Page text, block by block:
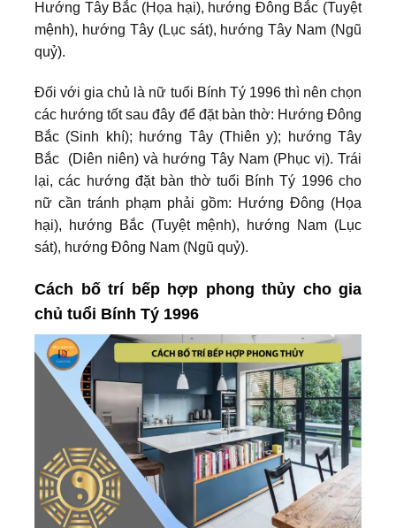
Hướng Tây Bắc (Họa hại), hướng Đông Bắc (Tuyệt
mệnh), hướng Tây (Lục sát), hướng Tây Nam (Ngũ
quỷ).
Đối với gia chủ là nữ tuổi Bính Tý 1996 thì nên chọn
các hướng tốt sau đây để đặt bàn thờ: Hướng Đông
Bắc (Sinh khí); hướng Tây (Thiên y); hướng Tây
Bắc (Diên niên) và hướng Tây Nam (Phục vị). Trái
lại, các hướng đặt bàn thờ tuổi Bính Tý 1996 cho
nữ cần tránh phạm phải gồm: Hướng Đông (Họa
hại), hướng Bắc (Tuyệt mệnh), hướng Nam (Lục
sát), hướng Đông Nam (Ngũ quỷ).
Cách bố trí bếp hợp phong thủy cho gia
chủ tuổi Bính Tý 1996